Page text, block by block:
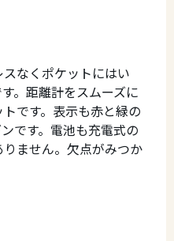
なくポケットにはい
。距離計をスムーズに
です。表示も赤と緑の
です。電池も充電式の
ません。欠点がみつか